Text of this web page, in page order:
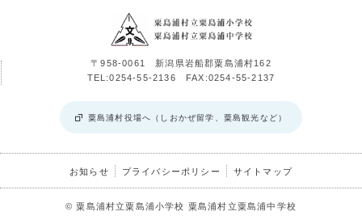
〒958-0061 新潟県岩船郡粟島浦村162
TEL:0254-55-2136 FAX:0254-55-2137
粟島浦村役場へ（しおかぜ留学、粟島観光など）
お知らせ プライバシーポリシー サイトマップ
© 粟島浦村立粟島浦小学校 粟島浦村立粟島浦中学校